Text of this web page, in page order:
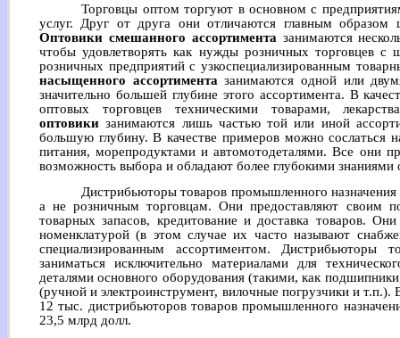
Торговцы оптом торгуют в основном с
услуг. Друг от друга они отличаются главным образом
Оптовики смешанного ассортимента занимаются
чтобы удовлетворять как нужды розничных торговцев
розничных предприятий с узкоспециализированным
насыщенного ассортимента занимаются одной или
значительно большей глубине этого ассортимента. В
оптовых торговцев техническими товарами,
оптовики занимаются лишь частью той или иной
большую глубину. В качестве примеров можно сослаться
питания, морепродуктами и автомотодеталями. Все они
возможность выбора и обладают более глубокими знаниями
Дистрибьюторы товаров промышленного
а не розничным торговцам. Они предоставляют своим
товарных запасов, кредитование и доставка товаров.
номенклатурой (в этом случае их часто называют
специализированным ассортиментом. Дистрибьюторы
заниматься исключительно материалами для
деталями основного оборудования (такими, как
(ручной и электроинструмент, вилочные погрузчики и
12 тыс. дистрибьюторов товаров промышленного
23,5 млрд долл.